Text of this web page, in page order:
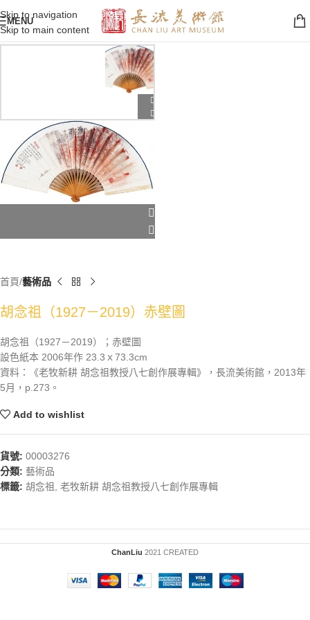
Skip to navigation
Skip to main content
MENU
首頁 藝術品
胡念祖（1927－2019）赤壁圖
胡念祖（1927－2019）；赤壁圖
設色紙本 2006年作 23.3ｘ73.3cm
資料：《老牧新耕 胡念祖教授八七創作展專輯》，長流美術館，2013年
5月，p.273。
Add to wishlist
貨號: 00003276
分類: 藝術品
標籤: 胡念祖 老牧新耕 胡念祖教授八七創作展專輯
ChanLiu 2021 CREATED